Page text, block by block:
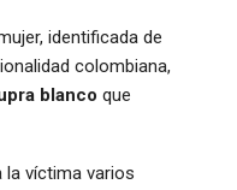
identificada de
colombiana,
blanco que
víctima varios